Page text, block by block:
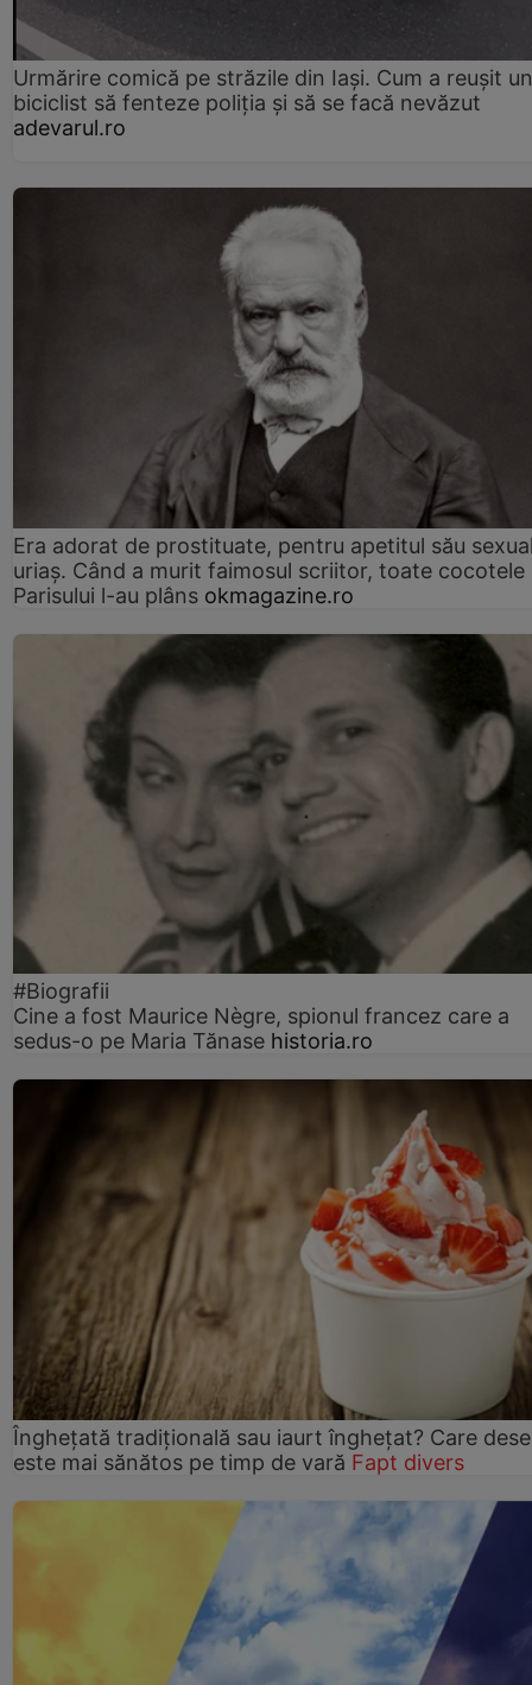
Urmărire comică pe străzile din Iași. Cum a reușit un
biciclist să fenteze poliția și să se facă nevăzut
adevarul.ro
Era adorat de prostituate, pentru apetitul său
uriaș. Când a murit faimosul scriitor, toate cocotele
Parisului l-au plâns okmagazine.ro
#Biografii
Cine a fost Maurice Nègre, spionul francez care a
sedus-o pe Maria Tănase historia.ro
Înghețată tradițională sau iaurt înghețat? Care
este mai sănătos pe timp de vară Fapt divers